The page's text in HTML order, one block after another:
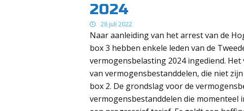
2024
28 juli 2022
Naar aanleiding van het arrest van de
box 3 hebben enkele leden van de
vermogensbelasting 2024 ingediend.
van vermogensbestanddelen, die niet
box 2. De grondslag voor de
vermogensbestanddelen die momenteel